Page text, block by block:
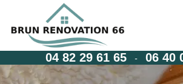
04 82 29 61 65 - 06 40